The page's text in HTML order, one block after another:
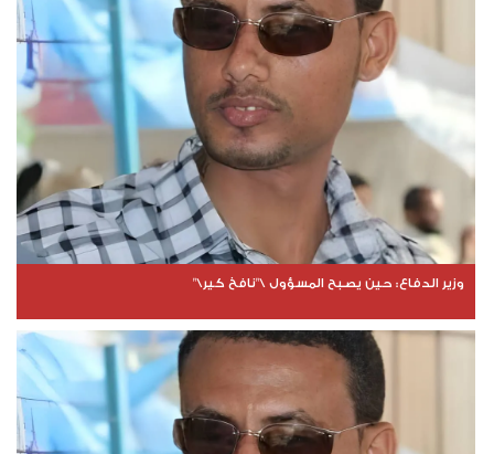
وزير الدفاع: حين يصبح المسؤول \"نافخ كير\"